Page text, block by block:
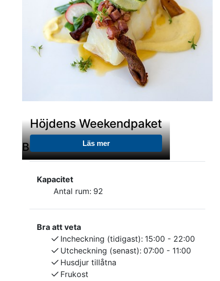
möjlighet att tvätta av cykeln och verktyg för
enklare reparationer med mera.
Höjdens Weekendpaket
Läs mer
BEKVÄMLIGHETER
Kapacitet
Antal rum: 92
Bra att veta
Incheckning (tidigast): 15:00 - 22:00
Utcheckning (senast): 07:00 - 11:00
Husdjur tillåtna
Frukost